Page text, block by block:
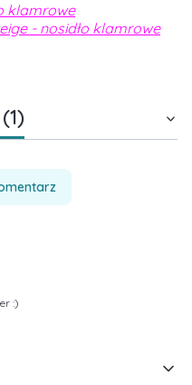
klamrowe
- nosidło klamrowe
:)